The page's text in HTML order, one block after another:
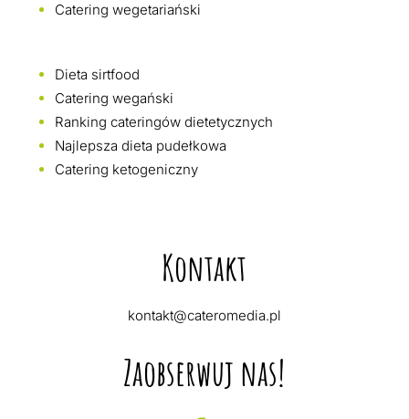
Catering wegetariański
Dieta sirtfood
Catering wegański
Ranking cateringów dietetycznych
Najlepsza dieta pudełkowa
Catering ketogeniczny
Kontakt
kontakt@cateromedia.pl
Zaobserwuj nas!